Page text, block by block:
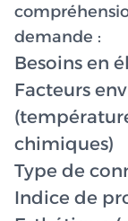
demande :
Besoins en
Facteurs
chimiques)
Type de
Indice de